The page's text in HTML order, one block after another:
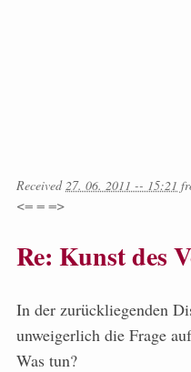
Received27. 06. 2011 -- 15:21
<= = =>
Re: Kunst des
In der zurückliegenden
unweigerlich die Frage
Was tun?